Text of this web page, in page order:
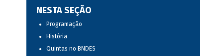
NESTA SEÇÃO
Programação
História
Quintas no BNDES